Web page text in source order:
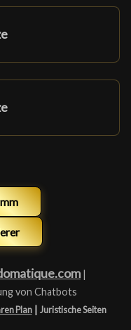
|
von Chatbots
Plan | Juristische Seiten